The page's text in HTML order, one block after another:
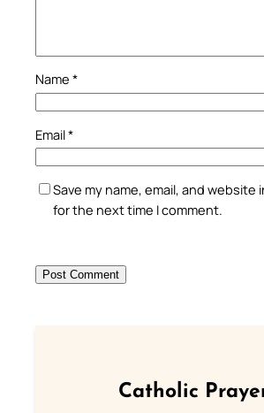
Name *
Email*
Save my name, email, and website
for the next time I comment.
Catholic